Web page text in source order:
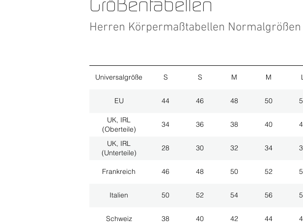
Herren Körpermaßtabellen
Größentabellen
Universalgröße S S M M
EU 44 46 48 50
UK, IRL
(Oberteile)
34 36 38 40
UK, IRL
(Unterteile)
28 30 32 34
Frankreich 46 48 50 52
Italien 50 52 54 56
Schweiz 38 40 42 44